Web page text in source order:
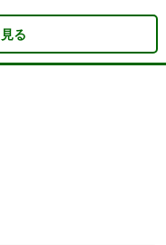
る